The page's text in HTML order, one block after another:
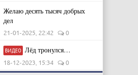
Желаю десять тысяч добрых
дел
21-01-2025, 22:42 0
ВИДЕО Лёд тронулся…
18-12-2023, 15:34 0